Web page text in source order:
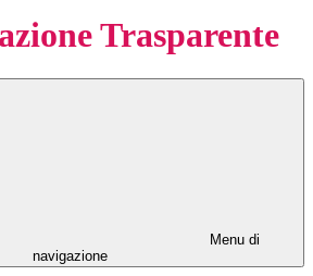
Trasparente
Menu di
navigazione